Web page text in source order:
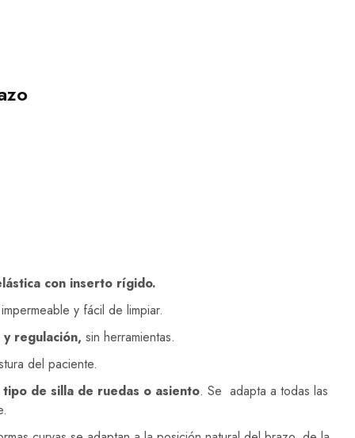
con inserto rígido.
y fácil de limpiar.
regulación, sin herramientas.
del paciente.
tipo de silla de ruedas o asiento. Se adapta a todas las